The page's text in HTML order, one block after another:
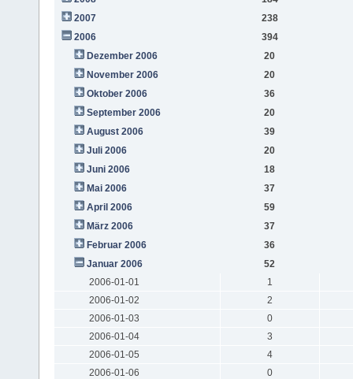
2007
238
2006
394
Dezember 2006
20
November 2006
20
Oktober 2006
36
September 2006
20
August 2006
39
Juli 2006
20
Juni 2006
18
Mai 2006
37
April 2006
59
März 2006
37
Februar 2006
36
Januar 2006
52
2006-01-01
1
2006-01-02
2
2006-01-03
0
2006-01-04
3
2006-01-05
4
2006-01-06
0